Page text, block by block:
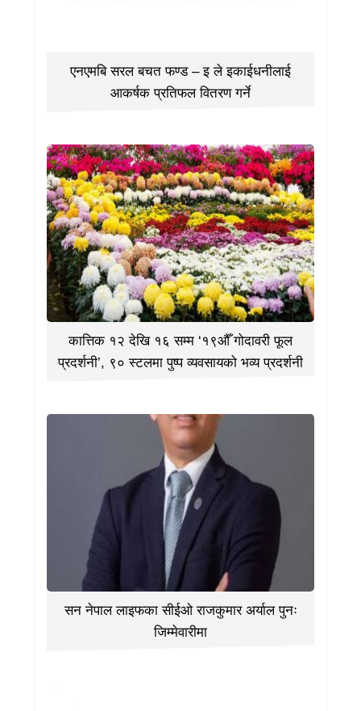
एनएमबि सरल बचत फण्ड – इ ले इकाईधनीलाई
आकर्षक प्रतिफल वितरण गर्ने
कात्तिक १२ देखि १६ सम्म ‘१९औँ गोदावरी फूल
प्रदर्शनी’, ९० स्टलमा पुष्प व्यवसायको भव्य प्रदर्शनी
सन नेपाल लाइफका सीईओ राजकुमार अर्याल पुनः
जिम्मेवारीमा